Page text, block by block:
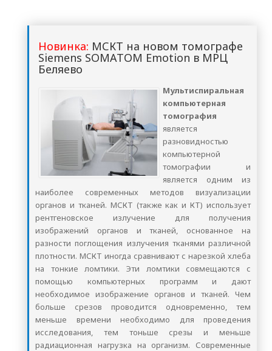
Новинка: МСКТ на новом томографе
Siemens SOMATOM Emotion в МРЦ
Беляево
Мультиспиральная
компьютерная
томография
является
разновидностью
компьютерной
томографии и
является одним из
наиболее современных методов визуализации
органов и тканей. МСКТ (также как и КТ) использует
рентгеновское излучение для получения
изображений органов и тканей, основанное на
разности поглощения излучения тканями различной
плотности. МСКТ иногда сравнивают с нарезкой хлеба
на тонкие ломтики. Эти ломтики совмещаются с
помощью компьютерных программ и дают
необходимое изображение органов и тканей. Чем
больше срезов проводится одновременно, тем
меньше времени необходимо для проведения
исследования, тем тоньше срезы и меньше
радиационная нагрузка на организм. Современные